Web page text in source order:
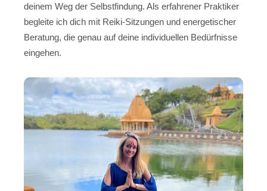
deinem Weg der Selbstfindung. Als erfahrener Praktiker
begleite ich dich mit Reiki-Sitzungen und energetischer
Beratung, die genau auf deine individuellen Bedürfnisse
eingehen.